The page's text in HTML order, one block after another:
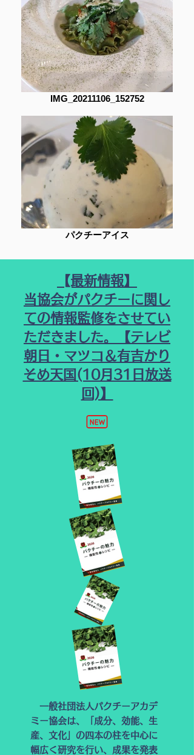
IMG_20211106_152752
パクチーアイス
​【最新情報】
当協会がパクチーに関し
ての情報監修をさせてい
ただきました。【テレビ
朝日・マツコ＆有吉かり
そめ天国(10月31日放送
回)】
一般社団法人パクチーアカデ
ミー協会は、「成分、効能、生
産、文化」の四本の柱を中心に
幅広く研究を行い、成果を発表